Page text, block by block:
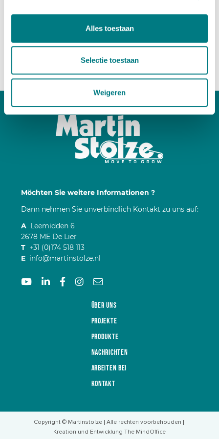
Alles toestaan
Selectie toestaan
Weigeren
Möchten Sie weitere Informationen ?
Dann nehmen Sie unverbindlich Kontakt zu uns auf:
ALeemidden 6
2678 ME De Lier
T+31 (0)174 518 113
Einfo@martinstolze.nl
Über uns
Projekte
Produkte
Nachrichten
Arbeiten bei
Kontakt
Copyright © Martinstolze
Alle rechten voorbehouden
Kreation und Entwicklung The MindOffice